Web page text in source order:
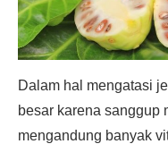
Dalam hal mengatasi
besar karena sanggup
mengandung banyak